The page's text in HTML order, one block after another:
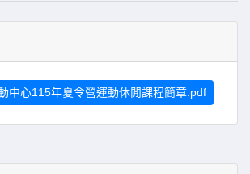
中心115年夏令營運動休閒課程簡章.pdf